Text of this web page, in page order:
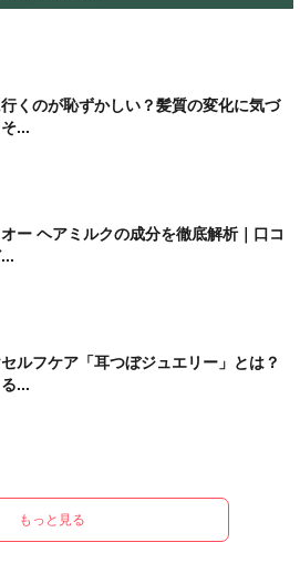
くのが恥ずかしい？髪質の変化に気づ
...
ー ヘアミルクの成分を徹底解析｜口コ
ルフケア「耳つぼジュエリー」とは？
...
もっと見る